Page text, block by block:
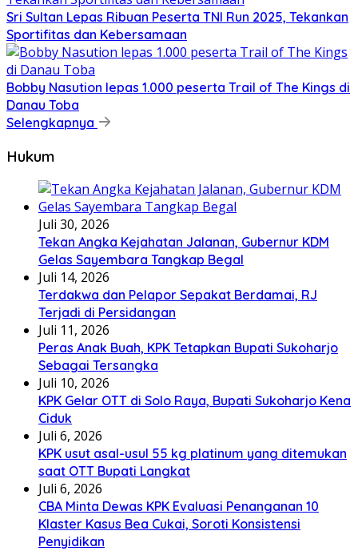
Sri Sultan Lepas Ribuan Peserta TNI Run 2025, Tekankan
Sportifitas dan Kebersamaan
Bobby Nasution lepas 1.000 peserta Trail of The Kings di
Danau Toba
Selengkapnya
Hukum
Juli 30, 2026
Tekan Angka Kejahatan Jalanan, Gubernur KDM
Gelas Sayembara Tangkap Begal
Juli 14, 2026
Terdakwa dan Pelapor Sepakat Berdamai, RJ
Terjadi di Persidangan
Juli 11, 2026
Peras Anak Buah, KPK Tetapkan Bupati Sukoharjo
Sebagai Tersangka
Juli 10, 2026
KPK Gelar OTT di Solo Raya, Bupati Sukoharjo Kena
Ciduk
Juli 6, 2026
KPK usut asal-usul 55 kg platinum yang ditemukan
saat OTT Bupati Langkat
Juli 6, 2026
CBA Minta Dewas KPK Evaluasi Penanganan 10
Klaster Kasus Bea Cukai, Soroti Konsistensi
Penyidikan